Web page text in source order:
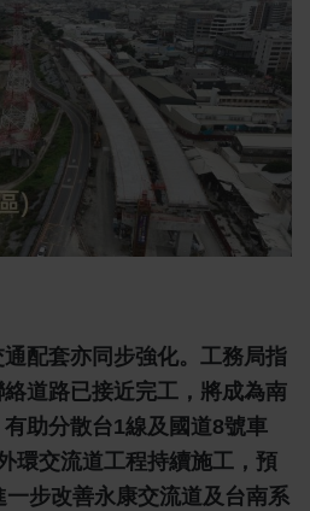
配套亦同步強化。工務局指
道路已接近完工，將成為南
助分散台1線及國道8號車
環交流道工程持續施工，預
步改善永康交流道及台南系